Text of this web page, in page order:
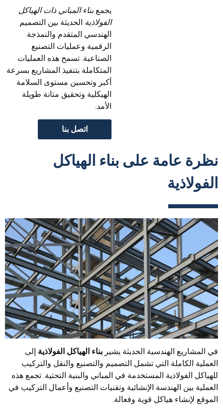
يجمعبناء المباني ذات الهياكل
الفولاذية الحديثة بين التصميم
الهندسي المتقدم والنمذجة
الرقمية وعمليات التصنيع
الصناعية. تسمح هذه العمليات
المتكاملة بتنفيذ المشاريع بسرعة
أكبر وتحسين مستوى السلامة
الهيكلية وتحقيق متانة طويلة
الأمد.
اتصل بنا
نظرة عامة على بناء الهياكل
الفولاذية
في المشاريع الهندسية الحديثة يشير بناء الهياكل الفولاذية إلى
العملية الكاملة التي تشمل التصميم والتصنيع والنقل والتركيب
للهياكل الفولاذية المستخدمة في المباني والبنية التحتية. تجمع هذه
العملية بين الهندسة الإنشائية وتقنيات التصنيع وأعمال التركيب في
الموقع لإنشاء هياكل قوية وفعالة.